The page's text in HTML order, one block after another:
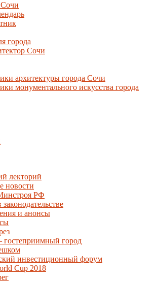
Сочи
города
Сочи
архитектуры города Сочи
монументального искусства города
лекторий
новости
РФ
и анонсы
город
инвестиционный форум
Cup 2018